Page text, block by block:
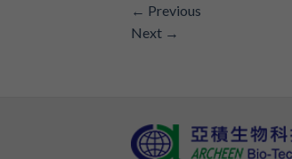
← Previous
Next →